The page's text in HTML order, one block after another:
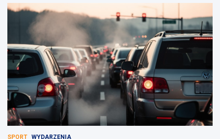
SPORT WYDARZENIA